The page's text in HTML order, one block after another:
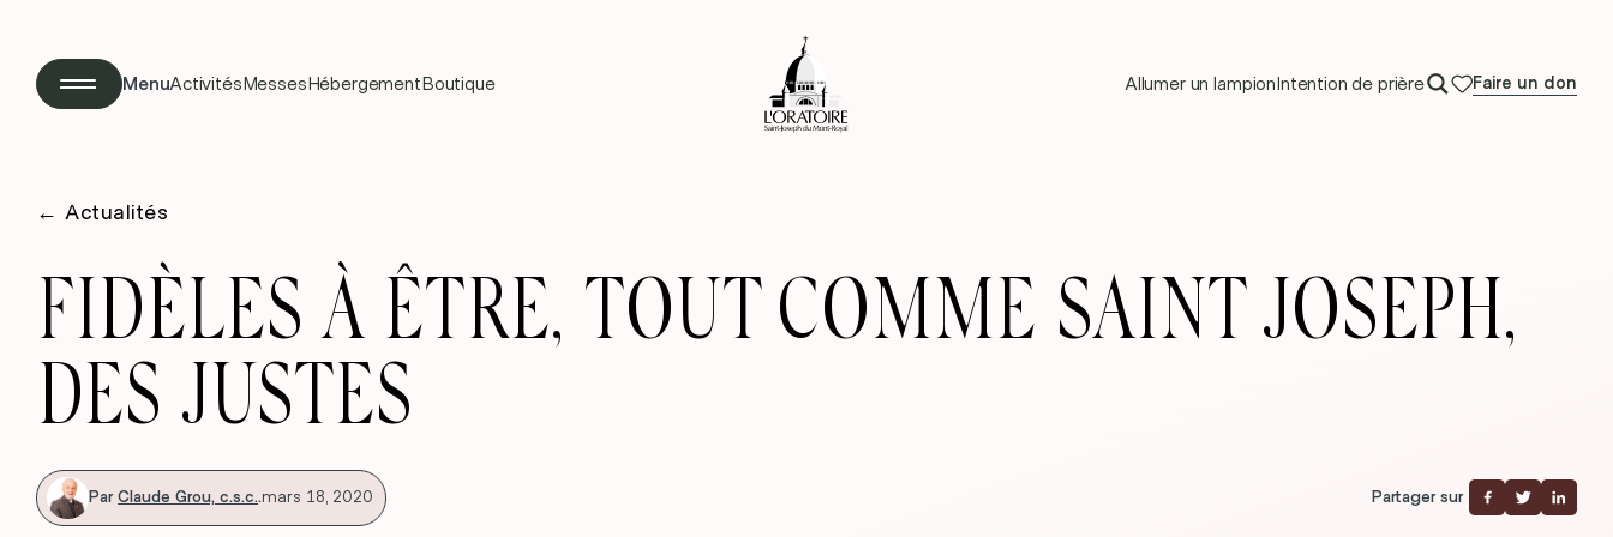
MenuActivités Messes Hébergement Boutique Allumer un lampion Intention de prière Faire un don
← Actualités
FIDÈLES À ÊTRE, TOUT COMME SAINT JOSEPH,
DES JUSTES
Par Claude Grou, c.s.c..mars 18, 2020 Partager sur